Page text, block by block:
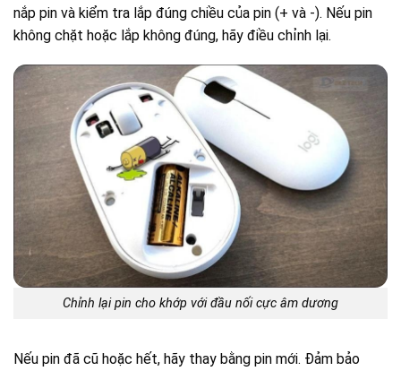
nắp pin và kiểm tra lắp đúng chiều của pin (+ và -). Nếu pin
không chặt hoặc lắp không đúng, hãy điều chỉnh lại.
Chỉnh lại pin cho khớp với đầu nối cực âm dương
Nếu pin đã cũ hoặc hết, hãy thay bằng pin mới. Đảm bảo